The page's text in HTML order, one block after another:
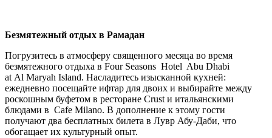
Безмятежный отдых в Рамадан
Погрузитесь в атмосферу священного месяца во время
безмятежного отдыха в Four Seasons Hotel Abu Dhabi
at Al Maryah Island. Насладитесь изысканной кухней:
ежедневно посещайте ифтар для двоих и выбирайте между
роскошным буфетом в ресторане Crust и итальянскими
блюдами в Cafe Milano. В дополнение к этому гости
получают два бесплатных билета в Лувр Абу-Даби, что
обогащает их культурный опыт.